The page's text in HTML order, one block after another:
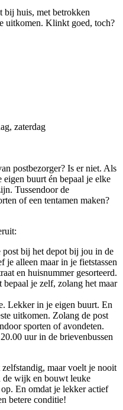
bij huis, met betrokken
uitkomen. Klinkt goed, toch?
zaterdag
postbezorger? Is er niet. Als
buurt én bepaal je elke
Tussendoor de
of een tentamen maken?
post bij het depot bij jou in de
je alleen maar in je fietstassen
en huisnummer gesorteerd.
je zelf, zolang het maar
Lekker in je eigen buurt. En
uitkomen. Zolang de post
sporten of avondeten.
uur in de brievenbussen
maar voelt je nooit
de wijk en bouwt leuke
En omdat je lekker actief
betere conditie!